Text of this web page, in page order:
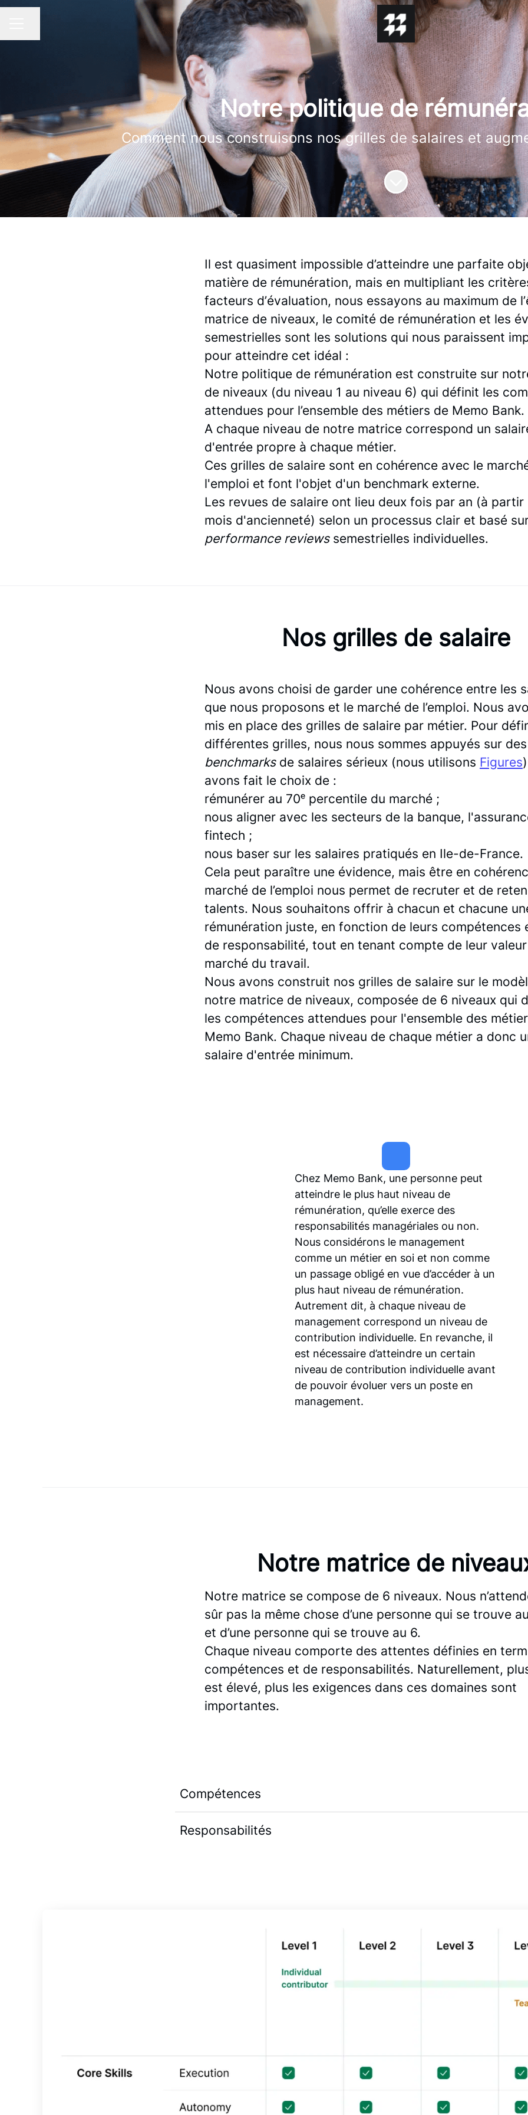
Notre politique de
Comment nous construisons nos grilles de salaires et
Faire défiler jusqu'au contenu
Il est quasiment impossible d’atteindre une parfaite
matière de rémunération, mais en multipliant les
facteurs d’évaluation, nous essayons au maximum de
matrice de niveaux, le comité de rémunération et les
semestrielles sont les solutions qui nous paraissent
pour atteindre cet idéal :
Notre politique de rémunération est construite sur
de niveaux (du niveau 1 au niveau 6) qui définit les
attendues pour l’ensemble des métiers de Memo Bank.
A chaque niveau de notre matrice correspond un
d'entrée propre à chaque métier.
Ces grilles de salaire sont en cohérence avec le
l'emploi et font l'objet d'un benchmark externe.
Les revues de salaire ont lieu deux fois par an (à partir
mois d'ancienneté) selon un processus clair et basé
performance reviewssemestrielles individuelles.
Nos grilles de salaire
Nous avons choisi de garder une cohérence entre les
que nous proposons et le marché de l’emploi. Nous
mis en place des grilles de salaire par métier. Pour
différentes grilles, nous nous sommes appuyés sur des
benchmarksde salaires sérieux (nous utilisons Figures
avons fait le choix de :
rémunérer au 70ᵉ percentile du marché ;
nous aligner avec les secteurs de la banque,
fintech ;
nous baser sur les salaires pratiqués en Ile-de-France.
Cela peut paraître une évidence, mais être en
marché de l’emploi nous permet de recruter et de
talents. Nous souhaitons offrir à chacun et chacune
rémunération juste, en fonction de leurs compétences
de responsabilité, tout en tenant compte de leur
marché du travail.
Nous avons construit nos grilles de salaire sur le
notre matrice de niveaux, composée de 6 niveaux qui
les compétences attendues pour l'ensemble des
Memo Bank. Chaque niveau de chaque métier a donc
salaire d'entrée minimum.
Chez Memo Bank, une personne peut
atteindre le plus haut niveau de
rémunération, qu’elle exerce des
responsabilités managériales ou non.
Nous considérons le management
comme un métier en soi et non comme
un passage obligé en vue d’accéder à un
plus haut niveau de rémunération.
Autrement dit, à chaque niveau de
management correspond un niveau de
contribution individuelle. En revanche, il
est nécessaire d’atteindre un certain
niveau de contribution individuelle avant
de pouvoir évoluer vers un poste en
management.
Notre matrice de
Notre matrice se compose de 6 niveaux. Nous
sûr pas la même chose d’une personne qui se trouve
et d’une personne qui se trouve au 6.
Chaque niveau comporte des attentes définies en
compétences et de responsabilités. Naturellement,
est élevé, plus les exigences dans ces domaines sont
importantes.
Compétences
Responsabilités